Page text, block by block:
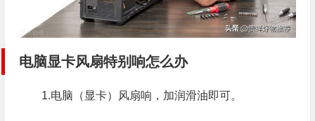
电脑显卡风扇特别响怎么办
1.电脑（显卡）风扇响，加润滑油即可。